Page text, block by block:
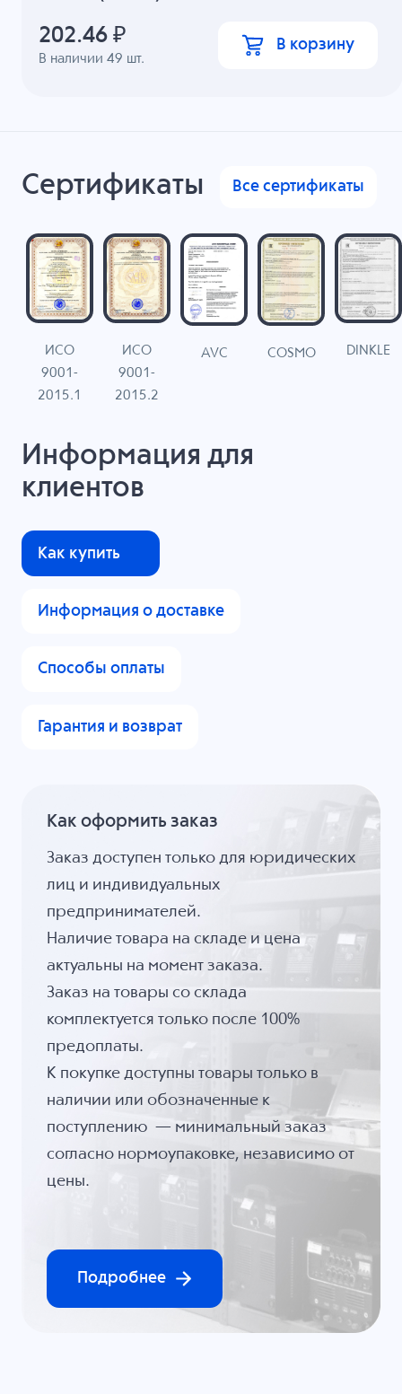
В наличии49 шт.
202.46 ₽ В корзину
Сертификаты Все сертификаты
ИСО
9001-
2015.1
ИСО
9001-
2015.2
AVC COSMO DINKLE
Информация для
клиентов
Как купить
Информация о доставке
Способы оплаты
Гарантия и возврат
Как оформить заказ
Заказ доступен только для юридических
лиц и индивидуальных
предпринимателей.
Наличие товара на складе и цена
актуальны на момент заказа.
Заказ на товары со склада
комплектуется только после 100%
предоплаты.
К покупке доступны товары только в
наличии или обозначенные к
поступлению — минимальный заказ
согласно нормоупаковке, независимо от
цены.
Подробнее